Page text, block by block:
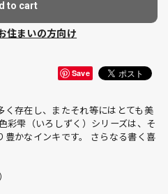
to cart
住まいの方向け
Save
く存在し、またそれ等にはとても美
彩雫（いろしずく）シリーズは、そ
豊かなインキです。 さらなる書く喜